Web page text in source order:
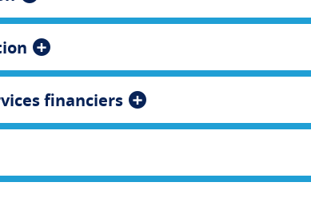
financiers